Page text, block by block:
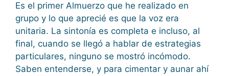
Es el primer Almuerzo que he realizado en
grupo y lo que aprecié es que la voz era
unitaria. La sintonía es completa e incluso, al
final, cuando se llegó a hablar de estrategias
particulares, ninguno se mostró incómodo.
Saben entenderse, y para cimentar y aunar ahí